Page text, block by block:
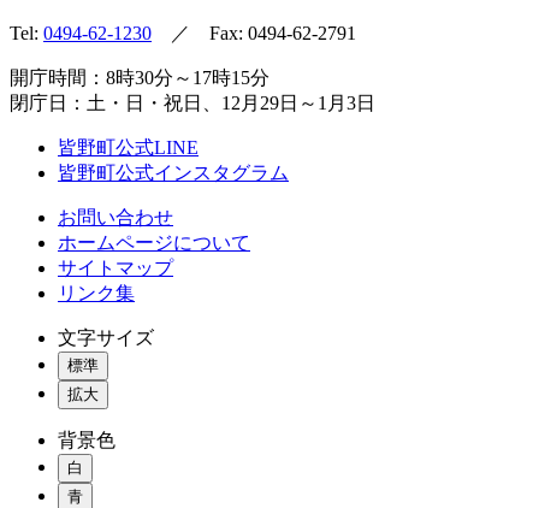
Tel: 0494-62-1230 ／ Fax: 0494-62-2791
開庁時間：8時30分～17時15分
閉庁日：土・日・祝日、12月29日～1月3日
皆野町公式LINE
皆野町公式インスタグラム
お問い合わせ
ホームページについて
サイトマップ
リンク集
文字サイズ
標準
拡大
背景色
白
青